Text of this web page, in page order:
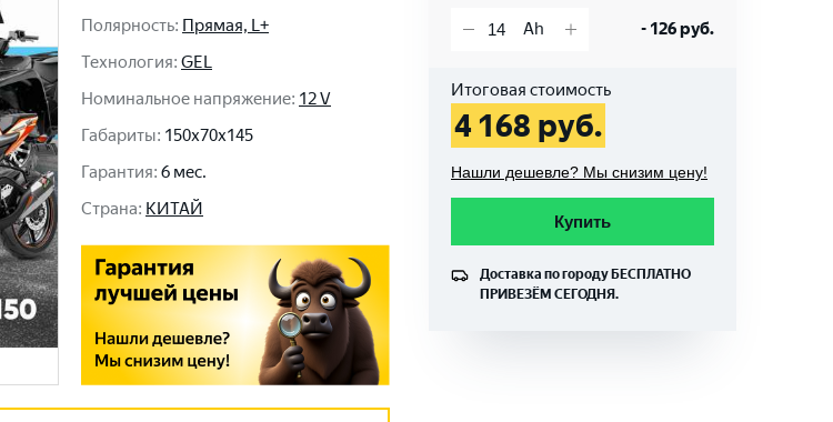
Полярность: Прямая, L+
Технология: GEL
Номинальное напряжение: 12 V
Габариты: 150x70x145
Гарантия: 6 мес.
Cтрана: КИТАЙ
- 126руб.
Итоговая стоимость
4 168 руб.
Нашли дешевле? Мы снизим цену!
Купить
Доставка по городу БЕСПЛАТНО
ПРИВЕЗЁМ СЕГОДНЯ.